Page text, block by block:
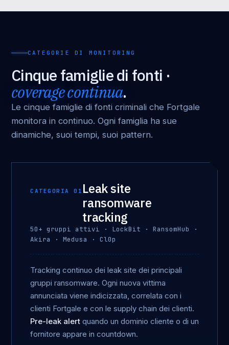
CATEGORIE DI MONITORING
Cinque famiglie di fonti ·
coverage continua.
Le cinque famiglie di fonti criminali che Fortgale
monitora in continuo. Ogni famiglia ha sue
dinamiche, suoi tempi, suoi pattern.
CATEGORIA 01 Leak site
ransomware
tracking
50+ gruppi attivi · LockBit · RansomHub ·
Akira · Medusa · Cl0p
Tracking continuo dei leak site dei principali
gruppi ransomware. Ogni nuova vittima
annunciata viene indicizzata, correlata con i
clienti Fortgale e con le supply chain dei clienti.
Pre-leak alert quando un dominio cliente o di un
fornitore appare in countdown.